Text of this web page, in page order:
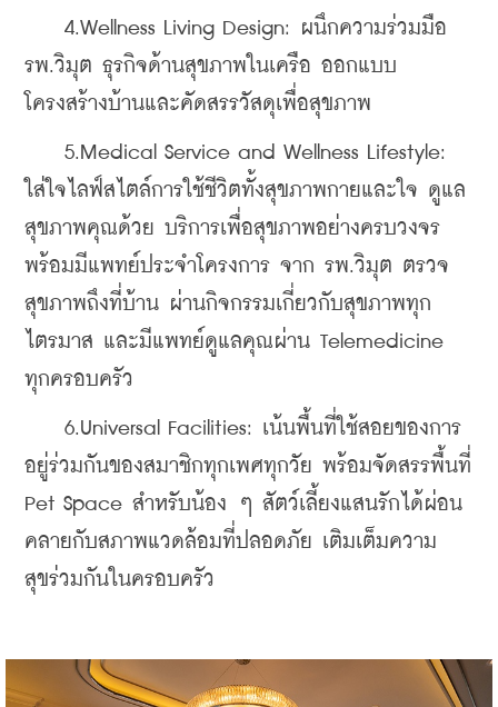
4.Wellness Living Design: ผนึกความร่วมมือ
รพ.วิมุต ธุรกิจด้านสุขภาพในเครือ ออกแบบ
โครงสร้างบ้านและคัดสรรวัสดุเพื่อสุขภาพ
5.Medical Service and Wellness Lifestyle:
ใส่ใจไลฟ์สไตล์การใช้ชีวิตทั้งสุขภาพกายและใจ ดูแล
สุขภาพคุณด้วย บริการเพื่อสุขภาพอย่างครบวงจร
พร้อมมีแพทย์ประจำโครงการ จาก รพ.วิมุต ตรวจ
สุขภาพถึงที่บ้าน ผ่านกิจกรรมเกี่ยวกับสุขภาพทุก
ไตรมาส และมีแพทย์ดูแลคุณผ่าน Telemedicine
ทุกครอบครัว
6.Universal Facilities: เน้นพื้นที่ใช้สอยของการ
อยู่ร่วมกันของสมาชิกทุกเพศทุกวัย พร้อมจัดสรรพื้นที่
Pet Space สำหรับน้อง ๆ สัตว์เลี้ยงแสนรักได้ผ่อน
คลายกับสภาพแวดล้อมที่ปลอดภัย เติมเต็มความ
สุขร่วมกันในครอบครัว